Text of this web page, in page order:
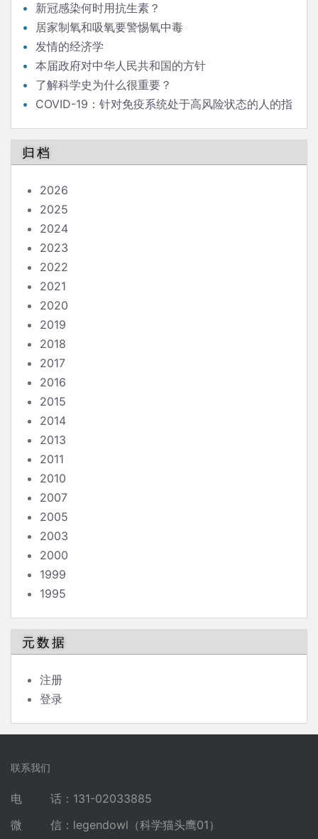
新冠感染何时用抗生素？
居家制氧和吸氧要警惕氧中毒
发情的经济学
本届政府对中华人民共和国的方针
了解科学史为什么很重要？
COVID-19：针对免疫系统处于高风险状态的人的指
归档
2026
2025
2024
2023
2022
2021
2020
2019
2018
2017
2016
2015
2014
2013
2011
2010
2007
2005
2003
2000
1999
1995
元数据
注册
登录
联系我们
电 话：131-02033885
微 信：legendowl（科学猫头鹰01）